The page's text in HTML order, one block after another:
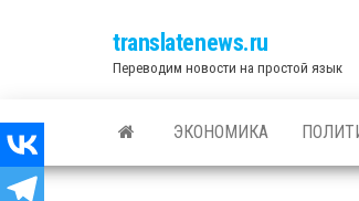
translatenews.ru
Переводим новости на простой язык
ЭКОНОМИКА